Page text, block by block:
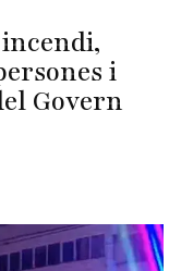
i
Govern